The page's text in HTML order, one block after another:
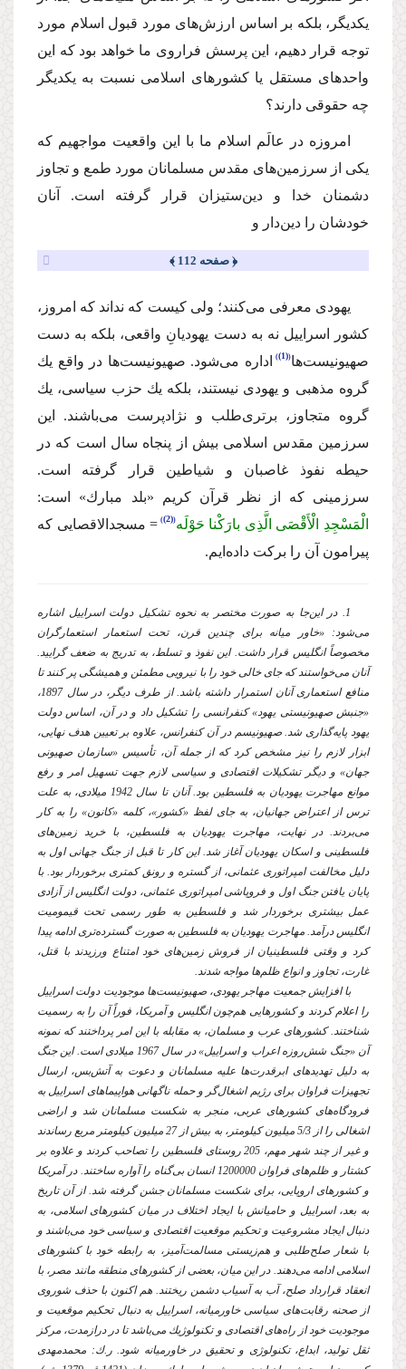
یكدیگر، بلكه بر اساس ارزش‌هاى مورد قبول اسلام مورد
توجه قرار دهیم، این پرسش فراروى ما خواهد بود كه این
واحدهاى مستقل یا كشورهاى اسلامى نسبت به یكدیگر
چه حقوقى دارند؟
امروزه در عالَم اسلام ما با این واقعیت مواجهیم كه
یكى از سرزمین‌هاى مقدس مسلمانان مورد طمع و تجاوز
دشمنان خدا و دین‌ستیزان قرار گرفته است. آنان
خودشان را دین‌دار و
﴿ صفحه 112 ﴾
یهودى معرفى مى‌كنند؛ ولى كیست كه نداند كه امروز،
كشور اسراییل نه به دست یهودیانِ واقعى، بلكه به دست
صهیونیست‌ها (1)
اداره مى‌شود. صهیونیست‌ها در واقع یك
گروه مذهبى و یهودى نیستند، بلكه یك حزب سیاسى، یك
گروه متجاوز، برترى‌طلب و نژادپرست مى‌باشند. این
سرزمین مقدس اسلامى بیش از پنجاه سال است كه در
حیطه نفوذ غاصبان و شیاطین قرار گرفته است.
سرزمینى كه از نظر قرآن كریم «بلد مبارك» است:
الْمَسْجِدِ الْأَقْصَى الَّذِی بارَكْنا حَوْلَه (2)
= مسجدالاقصایى كه
پیرامون آن را بركت داده‌ایم.
1. در این‌جا به صورت مختصر به نحوه تشكیل دولت اسراییل اشاره
مى‌شود: «خاور میانه براى چندین قرن، تحت استعمار استعمارگران
مخصوصاً انگلیس قرار داشت. این نفوذ و تسلط، به تدریج به ضعف گرایید.
آنان مى‌خواستند كه جاى خالى خود را با نیرویى مطمئن و همیشگى پر كنند تا
منافع استعمارى آنان استمرار داشته باشد. از طرف دیگر، در سال 1897،
«جنبش صهیونیستى یهود» كنفرانسى را تشكیل داد و در آن، اساس دولت
یهود پایه‌گذارى شد. صهیونیسم در آن كنفرانس، علاوه بر تعیین هدف نهایى،
ابزار لازم را نیز مشخص كرد كه از جمله آن، تأسیس «سازمان صهیونى
جهان» و دیگر تشكیلات اقتصادى و سیاسى لازم جهت تسهیل امر و رفع
موانع مهاجرت یهودیان به فلسطین بود. آنان تا سال 1942 میلادى، به علت
ترس از اعتراض جهانیان، به جاى لفظ «كشور»، كلمه «كانون» را به كار
مى‌بردند. در نهایت، مهاجرت یهودیان به فلسطین، با خرید زمین‌هاى
فلسطینى و اسكان یهودیان آغاز شد. این كار تا قبل از جنگ جهانى اول به
دلیل مخالفت امپراتورى عثمانى، از گستره و رونق كمترى برخوردار بود. با
پایان یافتن جنگ اول و فروپاشى امپراتورى عثمانى، دولت انگلیس از آزادى
عمل بیشترى برخوردار شد و فلسطین به طور رسمى تحت قیمومیت
انگلیس درآمد. مهاجرت یهودیان به فلسطین به صورت گسترده‌ترى ادامه پیدا
كرد و وقتى فلسطینیان از فروش زمین‌هاى خود امتناع ورزیدند با قتل،
غارت، تجاوز و انواع ظلم‌ها مواجه شدند.
با افزایش جمعیت مهاجر یهودى، صهیونیست‌ها موجودیت دولت اسراییل
را اعلام كردند و كشورهایى هم‌چون انگلیس و آمریكا، فوراً آن را به رسمیت
شناختند. كشورهاى عرب و مسلمان، به مقابله با این امر پرداختند كه نمونه
آن «جنگ شش‌روزه اعراب و اسراییل» در سال 1967 میلادى است. این جنگ
به دلیل تهدیدهاى ابرقدرت‌ها علیه مسلمانان و دعوت به آتش‌بس، ارسال
تجهیزات فراوان براى رژیم اشغال‌گر و حمله ناگهانى هواپیماهاى اسراییل به
فرودگاه‌هاى كشورهاى عربى، منجر به شكست مسلمانان شد و اراضى
اشغالى را از 5/3 میلیون كیلومتر، به بیش از 27 میلیون كیلومتر مربع رساندند
و غیر از چند شهر مهم، 205 روستاى فلسطین را تصاحب كردند و علاوه بر
كشتار و ظلم‌هاى فراوان 1200000 انسان بى‌گناه را آواره ساختند. در آمریكا
و كشورهاى اروپایى، براى شكست مسلمانان جشن گرفته شد. از آن تاریخ
به بعد، اسراییل و حامیانش با ایجاد اختلاف در میان كشورهاى اسلامى، به
دنبال ایجاد مشروعیت و تحكیم موقعیت اقتصادى و سیاسى خود مى‌باشند و
با شعار صلح‌طلبى و هم‌زیستى مسالمت‌آمیز، به رابطه خود با كشورهاى
اسلامى ادامه مى‌دهند. در این میان، بعضى از كشورهاى منطقه مانند مصر، با
انعقاد قرارداد صلح، آب به آسیاب دشمن ریختند. هم اكنون با حذف شوروى
از صحنه رقابت‌هاى سیاسى خاورمیانه، اسراییل به دنبال تحكیم موقعیت و
موجودیت خود از راه‌هاى اقتصادى و تكنولوژیك مى‌باشد تا در درازمدت، مركز
ثقل تولید، ابداع، تكنولوژى و تحقیق در خاورمیانه شود. ر.ك: محمدمهدى